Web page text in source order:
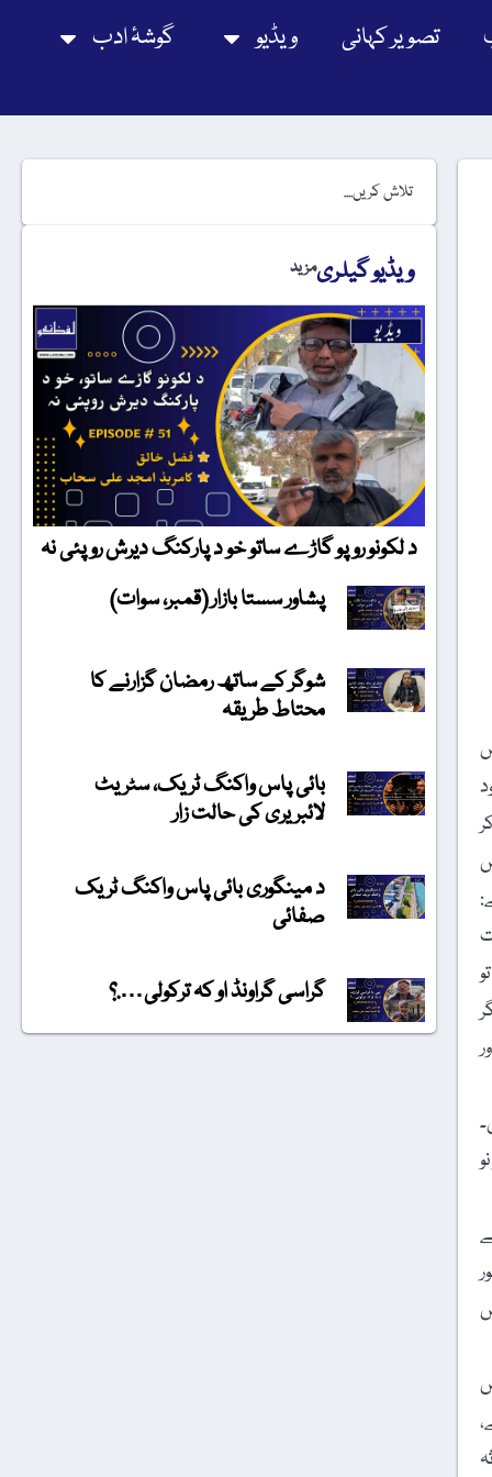
تصویر کہانی ویڈیو گوشۂ ادب
ویڈیو گیلریمزید
د لکونو روپو گاڑے ساتو خو د پارکنگ دیرش روپئی نہ
پشاور سستا بازار (قمبر، سوات)
شوگر کے ساتھ رمضان گزارنے کا
محتاط طریقہ
بائی پاس واکنگ ٹریک، سٹریٹ
لائبریری کی حالت زار
د مینگوری بائی پاس واکنگ ٹریک
صفائی
گراسی گراونڈ او کہ ترکولی….؟